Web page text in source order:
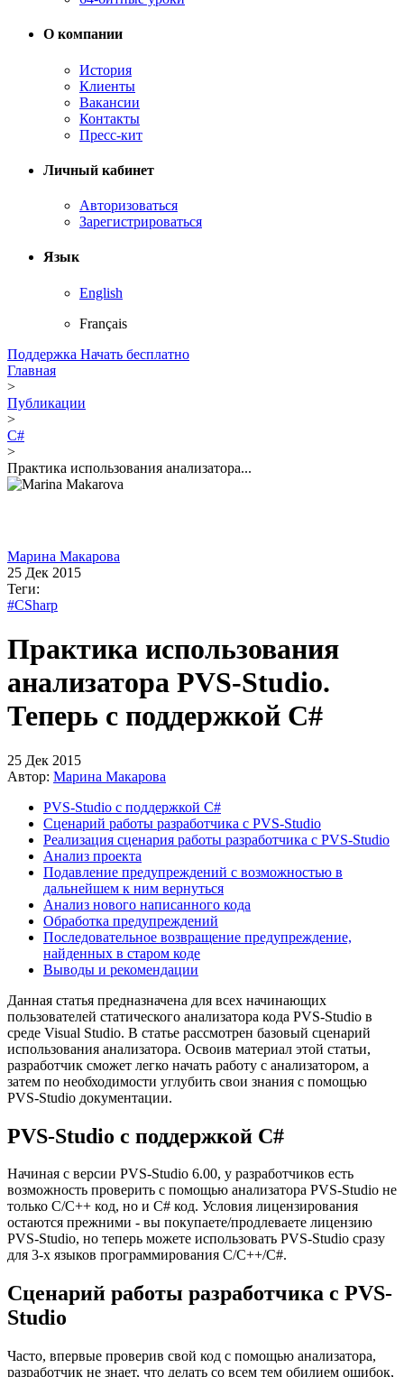
О компании
История
Клиенты
Вакансии
Контакты
Пресс-кит
Личный кабинет
Авторизоваться
Зарегистрироваться
Язык
English
Français
Поддержка Начать бесплатно
Главная
>
Публикации
>
C#
>
Практика использования анализатора...
Марина Макарова
25 Дек 2015
Теги:
#CSharp
Практика использования
анализатора PVS-Studio.
Теперь с поддержкой С#
25 Дек 2015
Автор: Марина Макарова
PVS-Studio с поддержкой C#
Сценарий работы разработчика с PVS-Studio
Реализация сценария работы разработчика с PVS-Studio
Анализ проекта
Подавление предупреждений с возможностью в
дальнейшем к ним вернуться
Анализ нового написанного кода
Обработка предупреждений
Последовательное возвращение предупреждение,
найденных в старом коде
Выводы и рекомендации
Данная статья предназначена для всех начинающих
пользователей статического анализатора кода PVS-Studio в
среде Visual Studio. В статье рассмотрен базовый сценарий
использования анализатора. Освоив материал этой статьи,
разработчик сможет легко начать работу с анализатором, а
затем по необходимости углубить свои знания с помощью
PVS-Studio документации.
PVS-Studio с поддержкой C#
Начиная с версии PVS-Studio 6.00, у разработчиков есть
возможность проверить с помощью анализатора PVS-Studio не
только C/С++ код, но и C# код. Условия лицензирования
остаются прежними - вы покупаете/продлеваете лицензию
PVS-Studio, но теперь можете использовать PVS-Studio сразу
для 3-х языков программирования С/C++/C#.
Сценарий работы разработчика с PVS-
Studio
Часто, впервые проверив свой код с помощью анализатора,
разработчик не знает, что делать со всем тем обилием ошибок,